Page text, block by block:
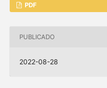
PDF
PUBLICADO
2022-08-28